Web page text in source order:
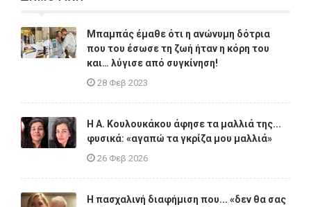
Μπαμπάς έμαθε ότι η ανώνυμη δότρια
που του έσωσε τη ζωή ήταν η κόρη του
και… λύγισε από συγκίνηση!
28 Φεβ 2023
Η A. Κουλουκάκου άφησε τα μαλλιά της...
φυσικά: «αγαπώ τα γκρίζα μου μαλλιά»
26 Φεβ 2026
Η πασχαλινή διαφήμιση που... «δεν θα σας